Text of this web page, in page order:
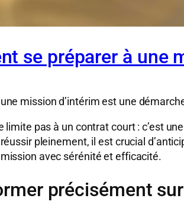
se préparer à une
mission d’intérim est une
limite pas à un contrat court : c’est
pleinement, il est crucial
avec sérénité et efficacité.
précisément